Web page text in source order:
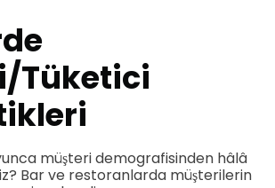
Tüketici
müşteri demografisinden hâlâ
Bar ve restoranlarda müşterilerin